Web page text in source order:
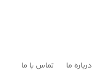
درباره ما تماس با ما